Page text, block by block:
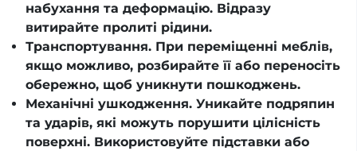
набухання та деформацію. Відразу
витирайте пролиті рідини.
Транспортування. При переміщенні меблів,
якщо можливо, розбирайте її або переносіть
обережно, щоб уникнути пошкоджень.
Механічні ушкодження. Уникайте подряпин
та ударів, які можуть порушити цілісність
поверхні. Використовуйте підставки або